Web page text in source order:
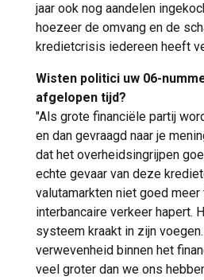
jaar ook nog aandelen
hoezeer de omvang en de
kredietcrisis iedereen heeft
Wisten politici uw 06-
afgelopen tijd?
"Als grote financiële partij
en dan gevraagd naar je
dat het overheidsingrijpen
echte gevaar van deze
valutamarkten niet goed
interbancaire verkeer hapert.
systeem kraakt in zijn
verwevenheid binnen het
veel groter dan we ons